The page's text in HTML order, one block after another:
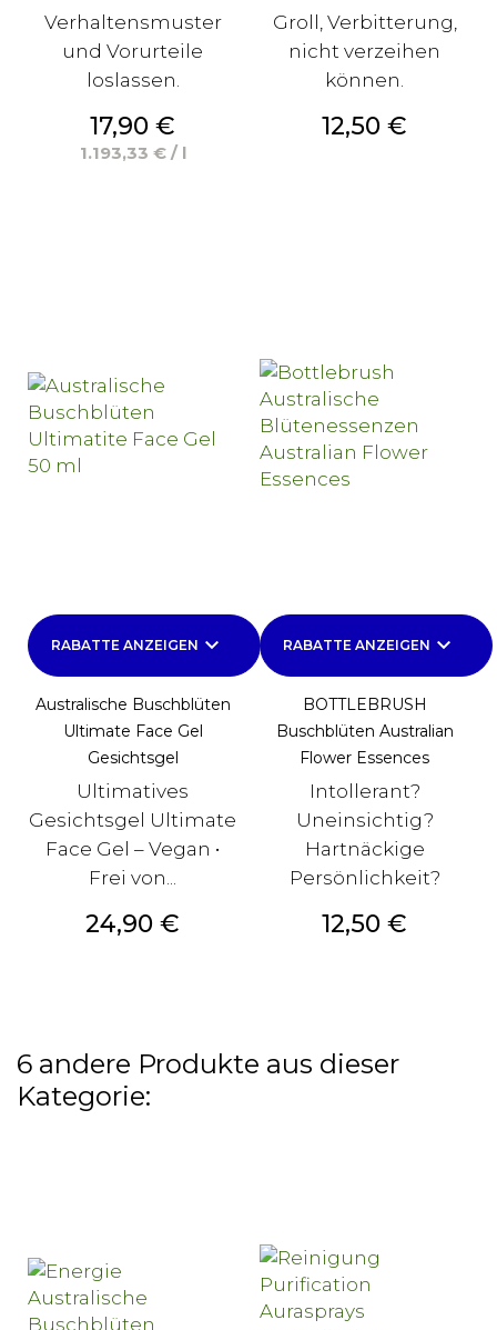
Verhaltensmuster
und Vorurteile
loslassen.
Preis
17,90 €
1.193,33 € / l
Groll, Verbitterung,
nicht verzeihen
können.
Preis
12,50 €
RABATTE ANZEIGEN keyboard_arrow_down
Australische Buschblüten
Ultimate Face Gel
Gesichtsgel
Ultimatives
Gesichtsgel Ultimate
Face Gel – Vegan •
Frei von...
Preis
24,90 €
RABATTE ANZEIGEN keyboard_arrow_down
BOTTLEBRUSH
Buschblüten Australian
Flower Essences
Intollerant?
Uneinsichtig?
Hartnäckige
Persönlichkeit?
Preis
12,50 €
6 andere Produkte aus dieser
Kategorie: